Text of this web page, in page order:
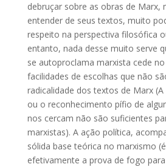
debruçar sobre as obras de Marx,
entender de seus textos, muito
respeito na perspectiva filosófica
entanto, nada desse muito serve
se autoproclama marxista cede
facilidades de escolhas que não
radicalidade dos textos de Marx
ou o reconhecimento pífio de
nos cercam não são suficientes
marxistas). A ação política,
sólida base teórica no marxismo
efetivamente a prova de fogo